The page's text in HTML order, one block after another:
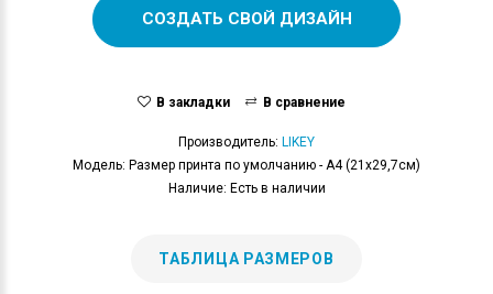
СОЗДАТЬ СВОЙ ДИЗАЙН
В закладки В сравнение
Производитель: LIKEY
Модель: Размер принта по умолчанию - А4 (21x29,7см)
Наличие: Есть в наличии
ТАБЛИЦА РАЗМЕРОВ